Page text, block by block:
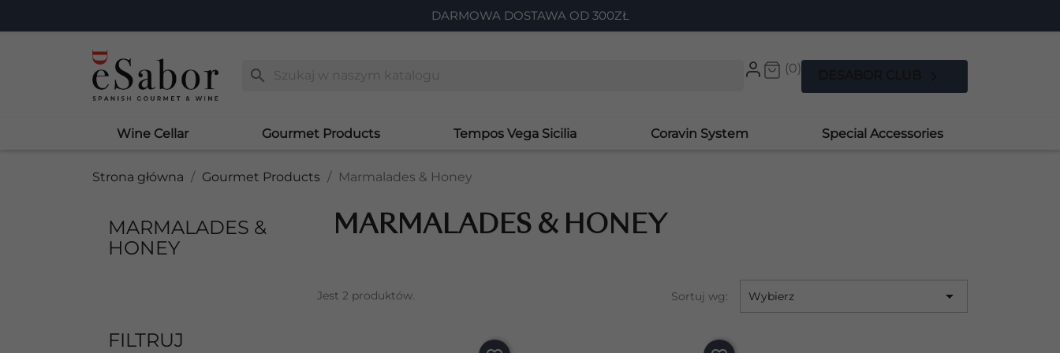
DARMOWA DOSTAWA OD 300ZŁ
search (0)
Wine Cellar Gourmet Products Tempos Vega Sicilia Coravin System Special Accessories
Strona główna Gourmet Products Marmalades & Honey
MARMALADES &
HONEY
FILTRUJ
MARMALADES & HONEY
Jest 2 produktów. Sortuj wg: Wybierz 